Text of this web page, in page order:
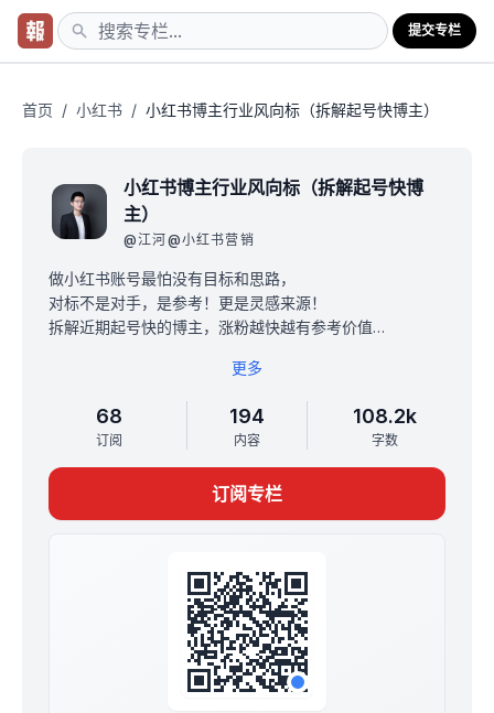
提交专栏
首页 / 小红书 / 小红书博主行业风向标（拆解起号快博主）
小红书博主行业风向标（拆解起号快博
主）
@江河@小红书营销
做小红书账号最怕没有目标和思路，
对标不是对手，是参考！更是灵感来源！
拆解近期起号快的博主，涨粉越快越有参考价值
书账号案例，涵盖博主和商家运营，涉及小红书近15大品
类，200个细分赛道，每个账号拆解，有亮点介绍、变
现、参考点等拆解。
小册定价49元，永久买断！
更多权益和规则请查看置顶贴，如果你想了解小红书更多
知识，或想进江河聊营销付费社群，可加江河个人微信：
18365227923 备注“小册”。
更多
68
订阅
194
内容
108.2k
字数
订阅专栏